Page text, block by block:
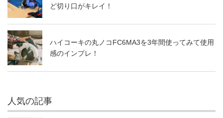
ど切り口がキレイ！
ハイコーキの丸ノコFC6MA3を3年間使ってみて使用
感のインプレ！
人気の記事